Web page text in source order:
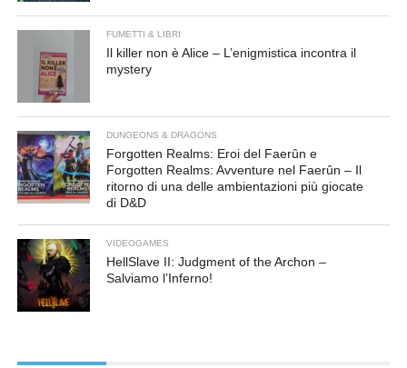
FUMETTI & LIBRI
Il killer non è Alice – L’enigmistica incontra il
mystery
DUNGEONS & DRAGONS
Forgotten Realms: Eroi del Faerûn e
Forgotten Realms: Avventure nel Faerûn – Il
ritorno di una delle ambientazioni più giocate
di D&D
VIDEOGAMES
HellSlave II: Judgment of the Archon –
Salviamo l’Inferno!